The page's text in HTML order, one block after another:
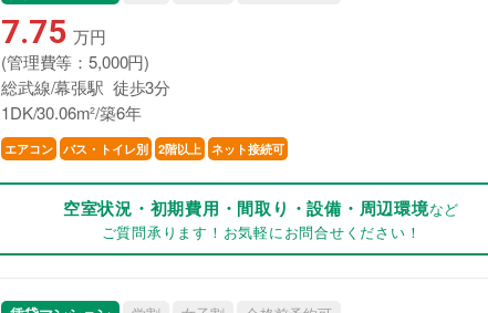
7.75 万円
(管理費等：5,000円)
総武線/幕張駅 徒歩3分
1DK/30.06m²/築6年
エアコン バス・トイレ別 2階以上 ネット接続可
空室状況・初期費用・間取り・設備・周辺環境など
ご質問承ります！お気軽にお問合せください！